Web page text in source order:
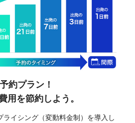
約プラン！
用を節約しよう。
ライシング（変動料金制）を導入し